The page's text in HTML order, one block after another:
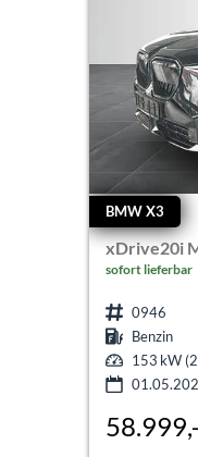
BMW X3
xDrive20i
sofort lieferbar
0946
Benzin
153 kW